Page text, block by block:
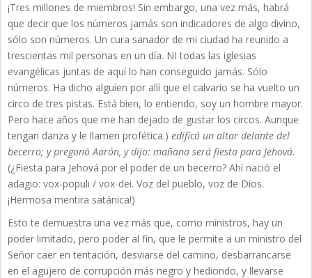
¡Tres millones de miembros! Sin embargo, una vez más, habrá
que decir que los números jamás son indicadores de algo divino,
sólo son números. Un cura sanador de mi ciudad ha reunido a
trescientas mil personas en un día. NI todas las iglesias
evangélicas juntas de aquí lo han conseguido jamás. Sólo
números. Ha dicho alguien por allí que el calvario se ha vuelto un
circo de tres pistas. Está bien, lo entiendo, soy un hombre mayor.
Pero hace años que me han dejado de gustar los circos. Aunque
tengan danza y le llamen profética.) edificó un altar delante del
becerro; y pregonó Aarón, y dijo: mañana será fiesta para Jehová.
(¿Fiesta para Jehová por el poder de un becerro? Ahí nació el
adagio: vox-populi / vox-dei. Voz del pueblo, voz de Dios.
¡Hermosa mentira satánica!)
Esto te demuestra una vez más que, como ministros, hay un
poder limitado, pero poder al fin, que le permite a un ministro del
Señor caer en tentación, desviarse del camino, desbarrancarse
en el agujero de corrupción más negro y hediondo, y llevarse